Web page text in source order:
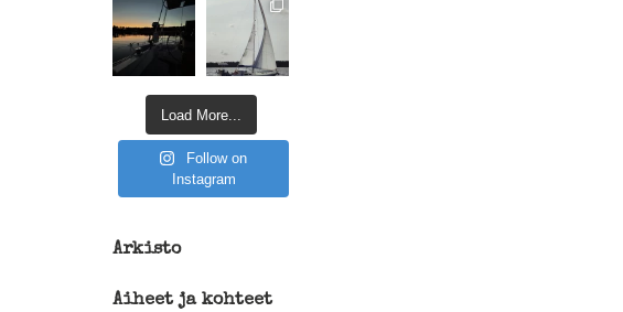
Load More...
Follow on
Instagram
Arkisto
Aiheet ja kohteet